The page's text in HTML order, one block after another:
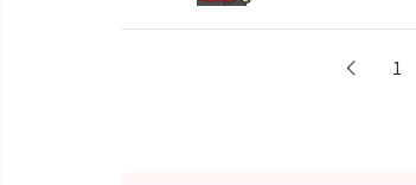
1